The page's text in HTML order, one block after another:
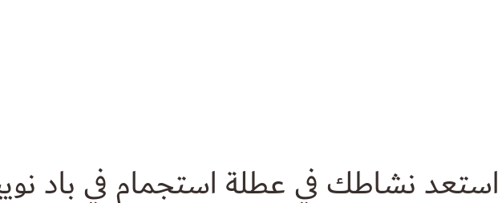
استعد نشاطك في عطلة استجمام في باد